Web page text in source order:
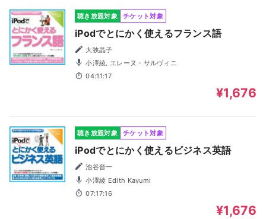
聴き放題対象 チケット対象
iPodでとにかく使えるフランス語
大狭晶子
小澤綾, エレーヌ・サルヴィニ
04:11:17
¥1,676
聴き放題対象 チケット対象
iPodでとにかく使えるビジネス英語
池谷晋一
小澤綾 Edith Kayumi
07:17:16
¥1,676